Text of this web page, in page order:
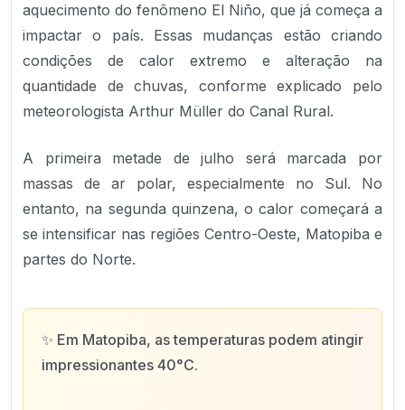
aquecimento do fenômeno El Niño, que já começa a
impactar o país. Essas mudanças estão criando
condições de calor extremo e alteração na
quantidade de chuvas, conforme explicado pelo
meteorologista Arthur Müller do Canal Rural.
A primeira metade de julho será marcada por
massas de ar polar, especialmente no Sul. No
entanto, na segunda quinzena, o calor começará a
se intensificar nas regiões Centro-Oeste, Matopiba e
partes do Norte.
✨ Em Matopiba, as temperaturas podem atingir
impressionantes 40°C.